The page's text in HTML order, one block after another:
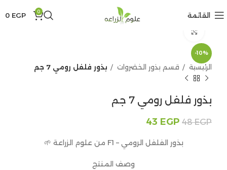
القائمة 0
0 EGP
-10%
الرئيسية قسم بذور الخضروات بذور فلفل رومي 7 جم
بذور فلفل رومي 7 جم
48EGP
43 EGP
بذور الفلفل الرومي – F1 من علوم الزراعة 🌱
وصف المنتج